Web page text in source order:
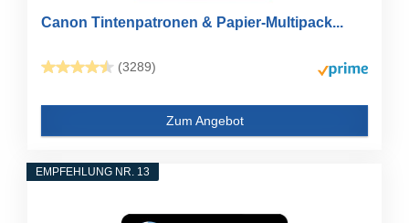
Canon Tintenpatronen & Papier-Multipack...
(3289)
Zum Angebot
EMPFEHLUNG NR. 13